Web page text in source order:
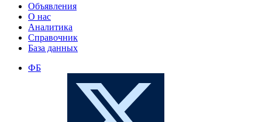
Объявления
О нас
Аналитика
Справочник
База данных
ФБ